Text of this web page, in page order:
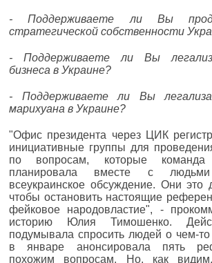
- Поддерживаете ли Вы
стратегической собственности
- Поддерживаете ли Вы
бизнеса в Украине?
- Поддерживаете ли Вы
марихуана в Украине?
"Офис президента через ЦИК
инициативные группы для
по вопросам, которые команда
планировала вместе с
всеукраинское обсуждение. Они это
чтобы остановить настоящие
фейковое народовластие", -
историю Юлия Тимошенко.
подумывала спросить людей о чем-то
в январе анонсировала пять
похожим вопросам. Но, как